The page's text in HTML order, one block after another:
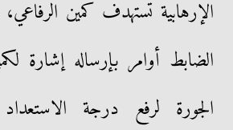
الإرهابية تستهدف كمين
الضابط أوامر بإرساله إشارة
الجورة لرفع درجة